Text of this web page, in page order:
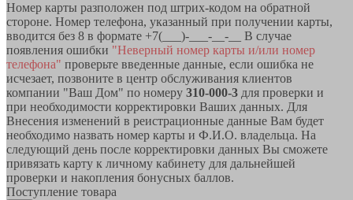
Номер карты разположен под штрих-кодом на обратной
стороне. Номер телефона, указанный при получении карты,
вводится без 8 в формате +7(___)-___-__-__ В случае
появления ошибки "Неверный номер карты и/или номер
телефона" проверьте введенные данные, если ошибка не
исчезает, позвоните в центр обслуживания клиентов
компании "Ваш Дом" по номеру 310-000-3 для проверки и
при необходимости корректировки Ваших данных. Для
Внесения изменений в реистрационные данные Вам будет
необходимо назвать номер карты и Ф.И.О. владельца. На
следующий день после корректировки данных Вы сможете
привязать карту к личному кабинету для дальнейшей
проверки и накопления бонусных баллов.
Поступление товара